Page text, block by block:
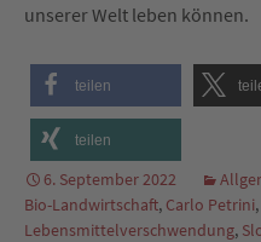
unserer Welt leben können.
teilen
teilen
6. September 2022
Bio-Landwirtschaft, Carlo Petrini,
Lebensmittelverschwendung,